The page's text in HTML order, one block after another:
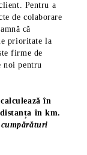
Pentru a
de colaborare
că
prioritate la
firme de
noi pentru
în
în km.